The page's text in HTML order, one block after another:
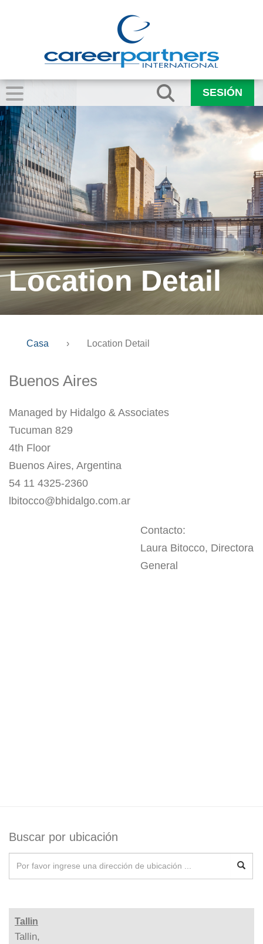
SESIÓN
Location Detail
Casa › Location Detail
Buenos Aires
Managed by Hidalgo & Associates
Tucuman 829
4th Floor
Buenos Aires, Argentina
54 11 4325-2360
lbitocco@bhidalgo.com.ar
Contacto:
Laura Bitocco, Directora
General
Buscar por ubicación
Tallin
Tallin,